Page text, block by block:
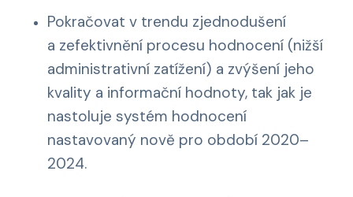
Pokračovat v trendu zjednodušení
a zefektivnění procesu hodnocení (nižší
administrativní zatížení) a zvýšení jeho
kvality a informační hodnoty, tak jak je
nastoluje systém hodnocení
nastavovaný nově pro období 2020–
2024.